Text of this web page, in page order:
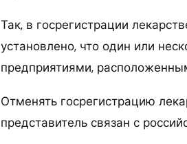
Так, в госрегистрации
установлено, что один или
предприятиями,
Отменять госрегистрацию
представитель связан с